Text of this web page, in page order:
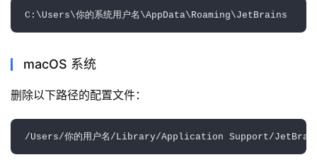
macOS 系统
删除以下路径的配置文件：